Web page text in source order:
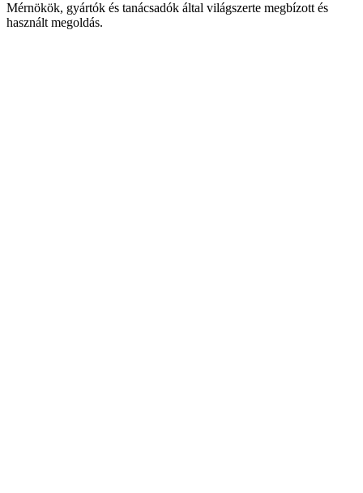
Mérnökök, gyártók és tanácsadók által világszerte megbízott és
használt megoldás.